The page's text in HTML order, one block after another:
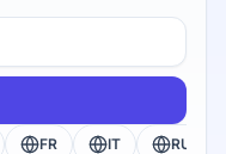
FR IT RU